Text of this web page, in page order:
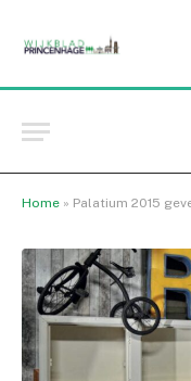
Home » Palatium 2015